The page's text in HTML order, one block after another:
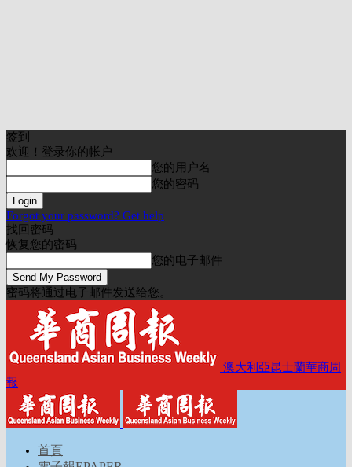
签到
欢迎！登录你的帐户
您的用户名
您的密码
Forgot your password? Get help
找回密码
恢复您的密码
您的电子邮件
密码将通过电子邮件发送给您。
澳大利亞昆士蘭華商周
報
首頁